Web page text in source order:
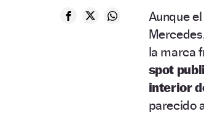
Aunque
la marca
spot
interior
parecido